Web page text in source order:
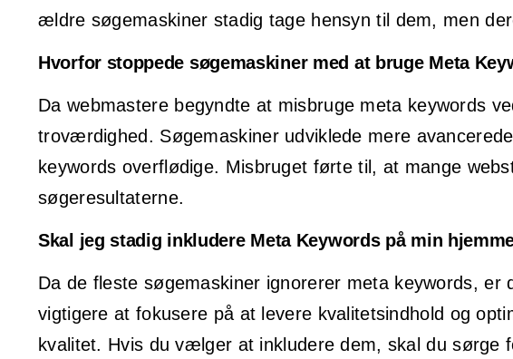
ældre søgemaskiner stadig tage hensyn til dem, men
Hvorfor stoppede søgemaskiner med at bruge Meta
Da webmastere begyndte at misbruge meta keywords
troværdighed. Søgemaskiner udviklede mere
keywords overflødige. Misbruget førte til, at mange
søgeresultaterne.
Skal jeg stadig inkludere Meta Keywords på min
Da de fleste søgemaskiner ignorerer meta keywords,
vigtigere at fokusere på at levere kvalitetsindhold og
kvalitet. Hvis du vælger at inkludere dem, skal du